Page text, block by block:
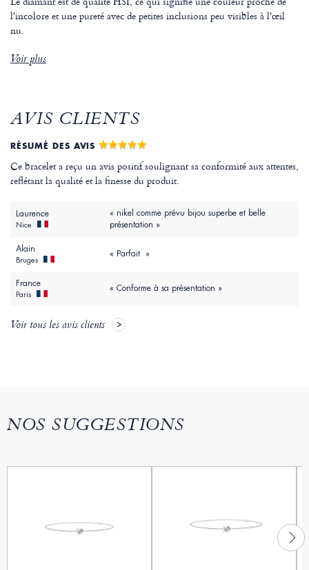
l'incolore et une pureté avec de petites inclusions peu visibles à l'œil
nu.
Voir plus
AVIS CLIENTS
RÉSUMÉ DES AVIS
Ce bracelet a reçu un avis positif soulignant sa conformité aux attentes,
reflétant la qualité et la finesse du produit.
Laurence
Nice
« nikel comme prévu bijou superbe et belle
présentation »
Alain
Bruges
« Parfait »
France
Paris
« Conforme à sa présentation »
Voir tous les avis clients
NOS SUGGESTIONS